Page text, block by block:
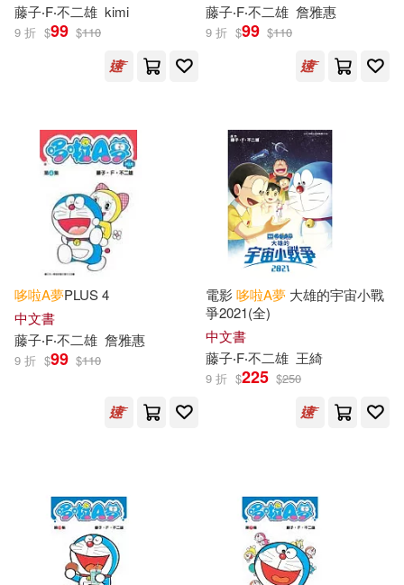
藤子‧F‧不二雄 kimi
9 折 $99 $110
藤子‧F‧不二雄 詹雅惠
9 折 $99 $110
哆啦A夢PLUS 4
中文書
藤子‧F‧不二雄 詹雅惠
9 折 $99 $110
電影哆啦A夢 大雄的宇宙小戰
爭2021(全)
中文書
藤子‧F‧不二雄 王綺
9 折 $225 $250